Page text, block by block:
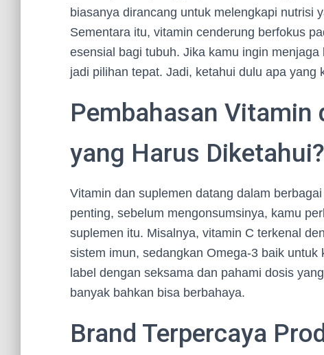
biasanya dirancang untuk melengkapi nutrisi
Sementara itu, vitamin cenderung berfokus
esensial bagi tubuh. Jika kamu ingin
jadi pilihan tepat. Jadi, ketahui dulu apa yang
Pembahasan Vitamin
yang Harus Diketahui?
Vitamin dan suplemen datang dalam
penting, sebelum mengonsumsinya, kamu
suplemen itu. Misalnya, vitamin C terkenal
sistem imun, sedangkan Omega-3 baik
label dengan seksama dan pahami dosis
banyak bahkan bisa berbahaya.
Brand Terpercaya